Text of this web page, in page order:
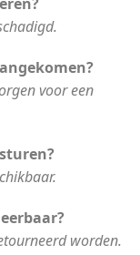
voor een
worden.